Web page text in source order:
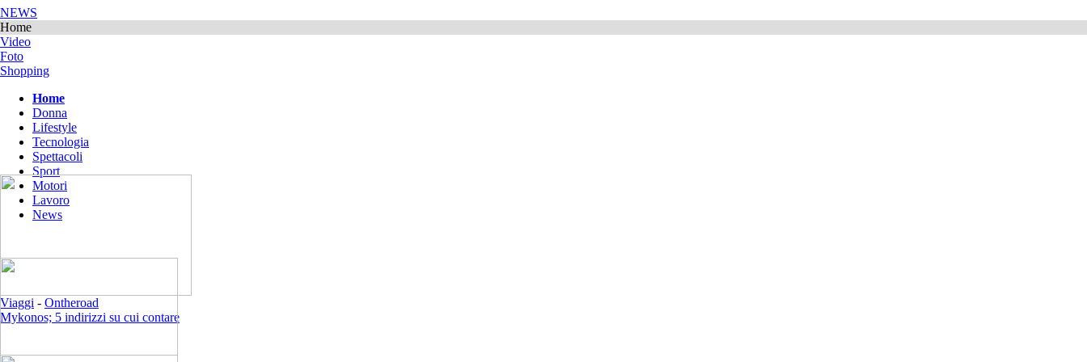
NEWS
Home
Video
Foto
Shopping
Home
Donna
Lifestyle
Tecnologia
Spettacoli
Sport
Motori
Lavoro
News
Viaggi - Ontheroad
Mykonos; 5 indirizzi su cui contare